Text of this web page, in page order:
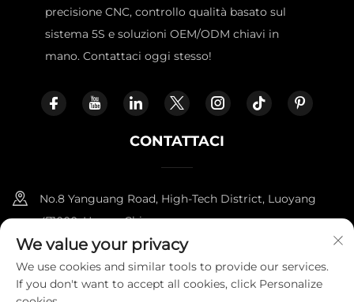
precisione CNC, controllo qualità basato sul
sistema 5S e soluzioni OEM/ODM chiavi in
mano. Contattaci oggi stesso!
CONTATTACI
No.8 Yanguang Road, High-Tech District, Luoyang
471000, Henan, China.
+86-18338800729
[email protected]
We value your privacy
We use cookies and similar tools to provide our services.
If you don't want to accept all cookies, click Personalize